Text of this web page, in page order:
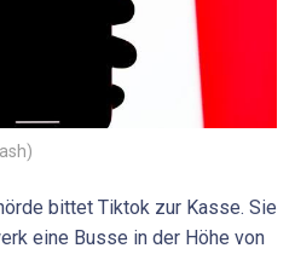
bittet Tiktok zur Kasse. Sie
eine Busse in der Höhe von